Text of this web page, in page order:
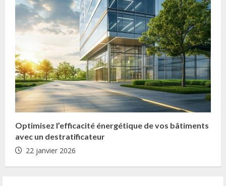
Optimisez l’efficacité énergétique de vos bâtiments
avec un destratificateur
22 janvier 2026